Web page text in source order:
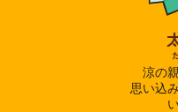
涼の
思い込